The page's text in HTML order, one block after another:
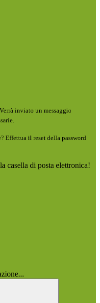
Verrà inviato un messaggio
Effettua il reset della password
casella di posta elettronica!